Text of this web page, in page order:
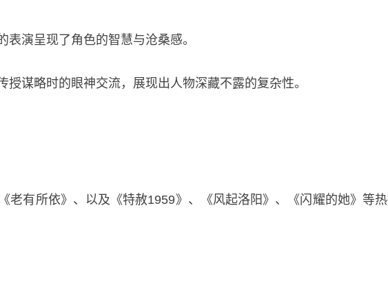
演呈现了角色的智慧与沧桑感。
谋略时的眼神交流，展现出人物深藏不露的复杂性。
老有所依》、以及《特赦1959》、《风起洛阳》、《闪耀的她》等